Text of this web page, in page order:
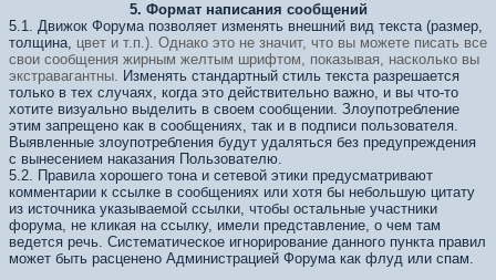
5. Формат написания сообщений
5.1. Движок Форума позволяет изменять внешний вид текста (размер,
толщина, цвет и т.п.). Однако это не значит, что вы можете писать все
свои сообщения жирным желтым шрифтом, показывая, насколько вы
экстравагантны. Изменять стандартный стиль текста разрешается
только в тех случаях, когда это действительно важно, и вы что-то
хотите визуально выделить в своем сообщении. Злоупотребление
этим запрещено как в сообщениях, так и в подписи пользователя.
Выявленные злоупотребления будут удаляться без предупреждения
с вынесением наказания Пользователю.
5.2. Правила хорошего тона и сетевой этики предусматривают
комментарии к ссылке в сообщениях или хотя бы небольшую цитату
из источника указываемой ссылки, чтобы остальные участники
форума, не кликая на ссылку, имели представление, о чем там
ведется речь. Систематическое игнорирование данного пункта правил
может быть расценено Администрацией Форума как флуд или спам.